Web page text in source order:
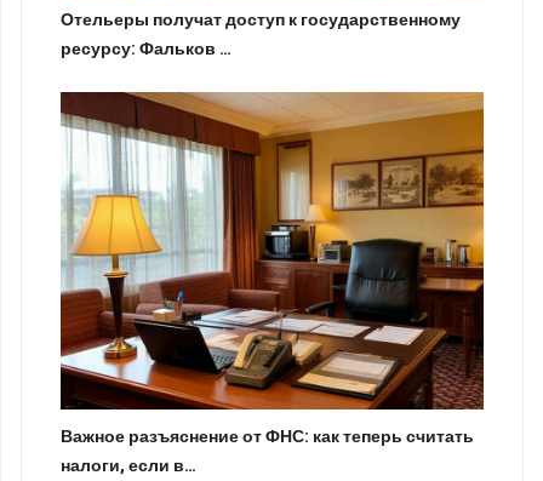
Отельеры получат доступ к государственному
ресурсу: Фальков …
Важное разъяснение от ФНС: как теперь считать
налоги, если в…